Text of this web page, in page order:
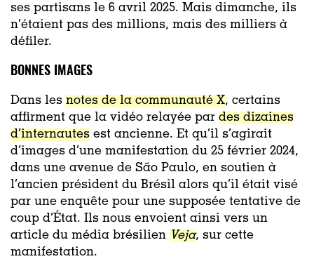
ses partisans le 6 avril 2025. Mais dimanche, ils
n’étaient pas des millions, mais des milliers à
défiler.
BONNES IMAGES
Dans les notes de la communauté X, certains
affirment que la vidéo relayée par des dizaines
d’internautes est ancienne. Et qu’il s’agirait
d’images d’une manifestation du 25 février 2024,
dans une avenue de São Paulo, en soutien à
l’ancien président du Brésil alors qu’il était visé
par une enquête pour une supposée tentative de
coup d’État. Ils nous envoient ainsi vers un
article du média brésilien Veja, sur cette
manifestation.